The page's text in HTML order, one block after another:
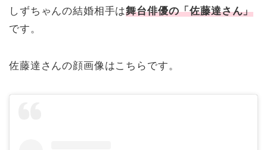
しずちゃんの結婚相手は舞台俳優の「佐藤達さん」
です。
佐藤達さんの顔画像はこちらです。